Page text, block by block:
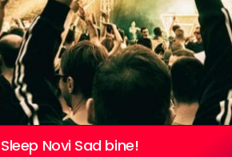
Novi Sad bine!